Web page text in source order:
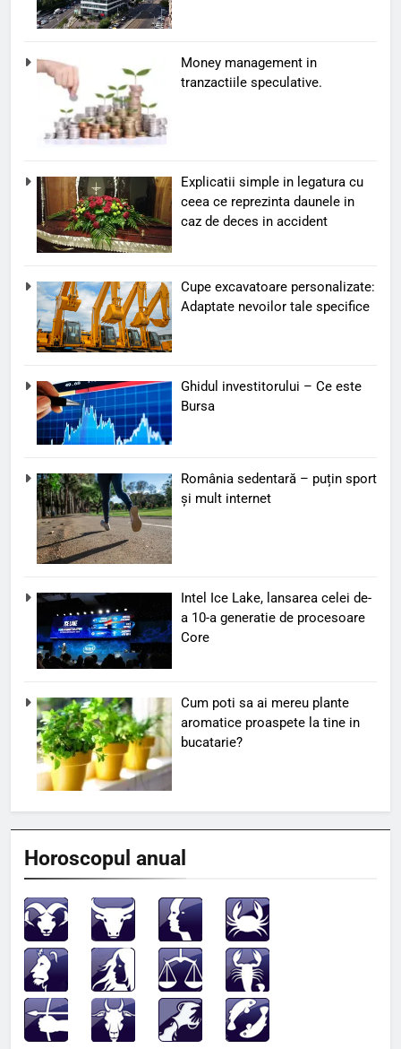
Money management in
tranzactiile speculative.
Explicatii simple in legatura cu
ceea ce reprezinta daunele in
caz de deces in accident
Cupe excavatoare personalizate:
Adaptate nevoilor tale specifice
Ghidul investitorului – Ce este
Bursa
România sedentară – puțin sport
și mult internet
Intel Ice Lake, lansarea celei de-
a 10-a generatie de procesoare
Core
Cum poti sa ai mereu plante
aromatice proaspete la tine in
bucatarie?
Horoscopul anual